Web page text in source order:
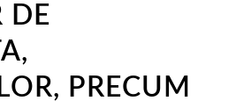
DE
PRECUM